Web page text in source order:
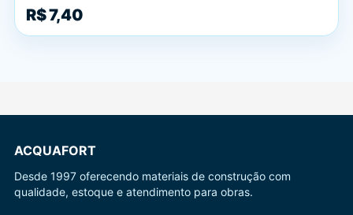
R$ 7,40
ACQUAFORT
Desde 1997 oferecendo materiais de construção com
qualidade, estoque e atendimento para obras.